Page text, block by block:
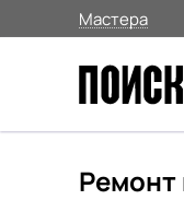
Мастера
Ремонт